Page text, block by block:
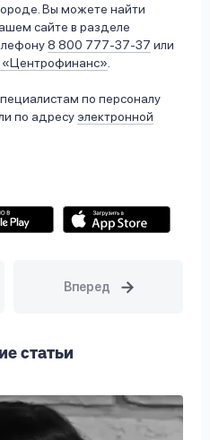
Вы можете найти
сайте в разделе
8 800 777-37-37 или
по персоналу
по адресу электронной
статьи